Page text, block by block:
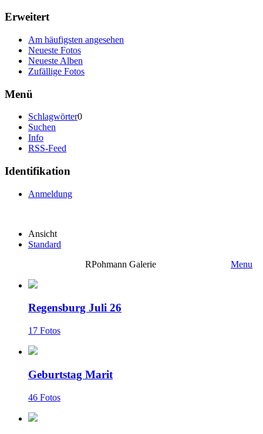
Erweitert
Am häufigsten angesehen
Neueste Fotos
Neueste Alben
Zufällige Fotos
Menü
Schlagwörter0
Suchen
Info
RSS-Feed
Identifikation
Anmeldung
Ansicht
Standard
RPohmann Galerie
Menu
Regensburg Juli 26
17 Fotos
Geburtstag Marit
46 Fotos